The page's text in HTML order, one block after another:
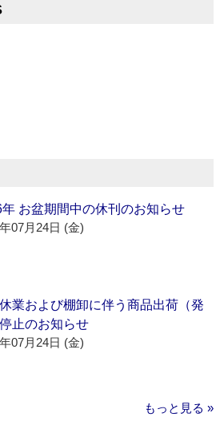
年 お盆期間中の休刊のお知らせ
07月24日 (金)
業および棚卸に伴う商品出荷（発
止のお知らせ
07月24日 (金)
もっと見る »